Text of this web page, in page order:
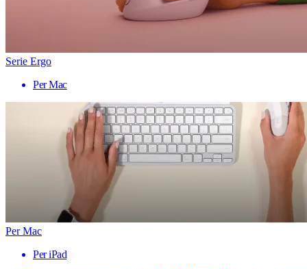
Serie Ergo
Per Mac
Per Mac
Per iPad